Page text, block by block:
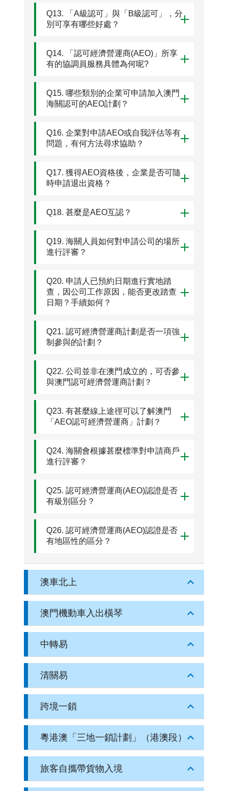
Q13. 「A級認可」與「B級認可」，分
別可享有哪些好處？
Q14. 「認可經濟營運商(AEO)」所享
有的協調員服務具體為何呢?
Q15. 哪些類別的企業可申請加入澳門
海關認可的AEO計劃？
Q16. 企業對申請AEO或自我評估等有
問題，有何方法尋求協助？
Q17. 獲得AEO資格後，企業是否可隨
時申請退出資格？
Q18. 甚麼是AEO互認？
Q19. 海關人員如何對申請公司的場所
進行評審？
Q20. 申請人已預約日期進行實地踏
查，因公司工作原因，能否更改踏查
日期？手續如何？
Q21. 認可經濟營運商計劃是否一項強
制參與的計劃？
Q22. 公司並非在澳門成立的，可否參
與澳門認可經濟營運商計劃？
Q23. 有甚麼線上途徑可以了解澳門
「AEO認可經濟營運商」計劃？
Q24. 海關會根據甚麼標準對申請商戶
進行評審？
Q25. 認可經濟營運商(AEO)認證是否
有級別區分？
Q26. 認可經濟營運商(AEO)認證是否
有地區性的區分？
澳車北上
澳門機動車入出橫琴
中轉易
清關易
跨境一鎖
粵港澳「三地一鎖計劃」（港澳段）
旅客自攜帶貨物入境